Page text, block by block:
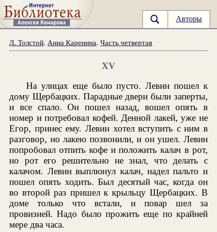
Авторы
Л. Толстой. Анна Каренина.Часть четвертая
XV
На улицах еще было пусто. Левин пошел к
дому Щербацких. Парадные двери были заперты,
и все спало. Он пошел назад, вошел опять в
номер и потребовал кофей. Денной лакей, уже не
Егор, принес ему. Левин хотел вступить с ним в
разговор, но лакею позвонили, и он ушел. Левин
попробовал отпить кофе и положить калач в рот,
но рот его решительно не знал, что делать с
калачом. Левин выплюнул калач, надел пальто и
пошел опять ходить. Был десятый час, когда он
во второй раз пришел к крыльцу Щербацких. В
доме только что встали, и повар шел за
провизией. Надо было прожить еще по крайней
мере два часа.